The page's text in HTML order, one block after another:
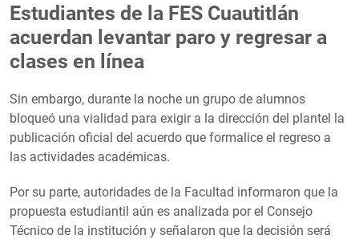
Estudiantes de la FES Cuautitlán
acuerdan levantar paro y regresar a
clases en línea
Sin embargo, durante la noche un grupo de alumnos
bloqueó una vialidad para exigir a la dirección del plantel la
publicación oficial del acuerdo que formalice el regreso a
las actividades académicas.
Por su parte, autoridades de la Facultad informaron que la
propuesta estudiantil aún es analizada por el Consejo
Técnico de la institución y señalaron que la decisión será